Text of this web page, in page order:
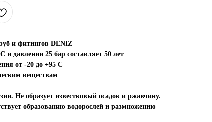
и фитингов DENIZ
давлении 25 бар составляет 50 лет
от -20 до +95 С
веществам
Не образует известковый осадок и ржавчину.
образованию водорослей и размножению